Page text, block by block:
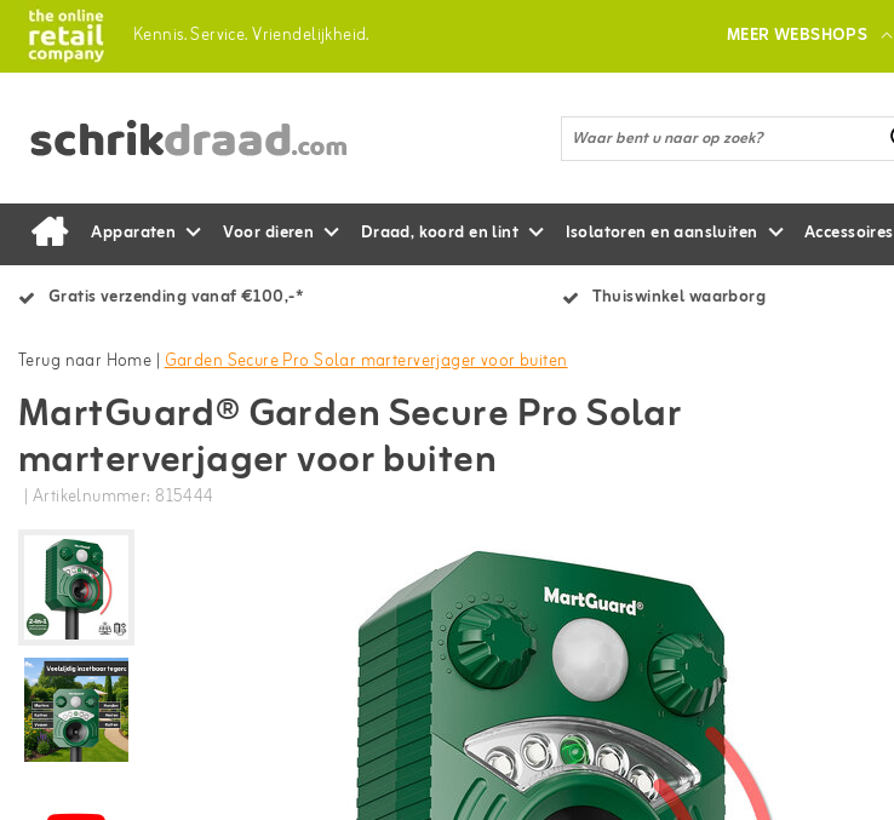
Kennis.Service.Vriendelijkheid. MEER WEBSHOPS
Apparaten Voor dieren Draad, koord en lint Isolatoren en aansluiten Accessoires
Gratis verzending vanaf €100,-* Thuiswinkel waarborg
Terug naar Home |Garden Secure Pro Solar marterverjager voor buiten
MartGuard® Garden Secure Pro Solar
marterverjager voor buiten
| Artikelnummer: 815444